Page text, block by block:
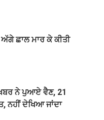
ਛਾਲ ਮਾਰ ਕੇ ਕੀਤੀ
ਨੇ ਪੁਆਏ ਵੈਣ, 21
ਨਹੀਂ ਦੇਖਿਆ ਜਾਂਦਾ